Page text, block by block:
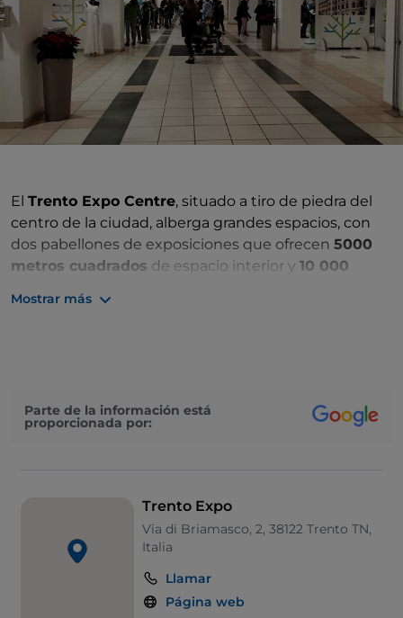
El Trento Expo Centre, situado a tiro de piedra del
centro de la ciudad, alberga grandes espacios, con
dos pabellones de exposiciones que ofrecen 5000
metros cuadrados de espacio interior y 10 000
Mostrar más
Parte de la información está
proporcionada por:
Trento Expo
Via di Briamasco, 2, 38122 Trento TN,
Italia
Llamar
Página web